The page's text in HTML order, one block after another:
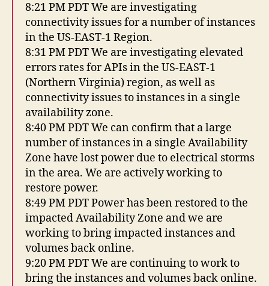
8:21 PM PDT We are investigating
connectivity issues for a number of instances
in the US-EAST-1 Region.
8:31 PM PDT We are investigating elevated
errors rates for APIs in the US-EAST-1
(Northern Virginia) region, as well as
connectivity issues to instances in a single
availability zone.
8:40 PM PDT We can confirm that a large
number of instances in a single Availability
Zone have lost power due to electrical storms
in the area. We are actively working to
restore power.
8:49 PM PDT Power has been restored to the
impacted Availability Zone and we are
working to bring impacted instances and
volumes back online.
9:20 PM PDT We are continuing to work to
bring the instances and volumes back online.